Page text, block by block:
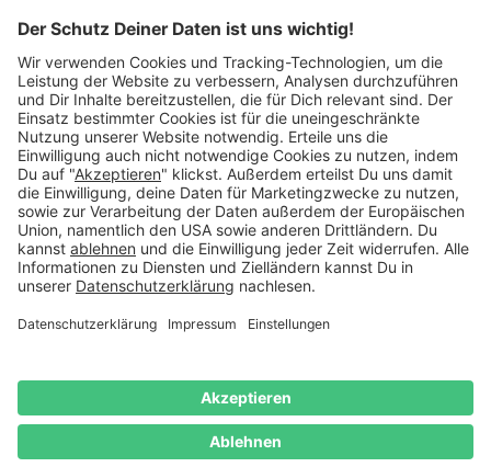
schreib uns eineE-Mail
Käuferschutz inklusive Kauf auf Rechnung
Mitglied im:
Deutschland
Datenschutz Widerrufsrecht
widerrufen